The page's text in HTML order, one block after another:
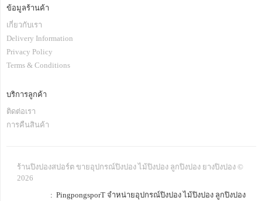
ข้อมูลร้านค้า
เกี่ยวกับเรา
Delivery Information
Privacy Policy
Terms & Conditions
บริการลูกค้า
ติดต่อเรา
การคืนสินค้า
ร้านปิงปองสปอร์ต ขายอุปกรณ์ปิงปอง ไม้ปิงปอง ลูกปิงปอง ยางปิงปอง ©
2026
: PingpongsporT จำหน่ายอุปกรณ์ปิงปอง ไม้ปิงปอง ลูกปิงปอง